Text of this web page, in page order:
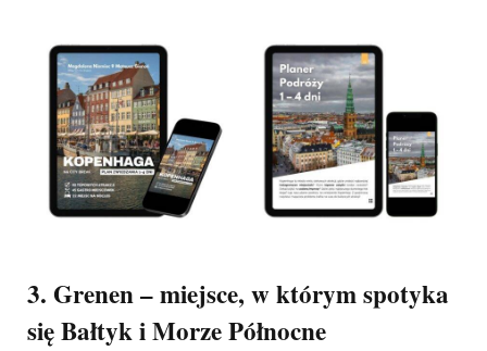
3. Grenen – miejsce, w którym spotyka
się Bałtyk i Morze Północne